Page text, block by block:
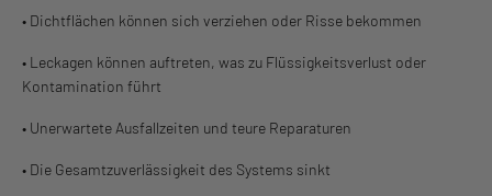
• Dichtflächen können sich verziehen oder Risse bekommen
• Leckagen können auftreten, was zu Flüssigkeitsverlust oder
Kontamination führt
• Unerwartete Ausfallzeiten und teure Reparaturen
• Die Gesamtzuverlässigkeit des Systems sinkt